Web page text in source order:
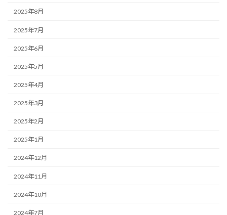
2025年8月
2025年7月
2025年6月
2025年5月
2025年4月
2025年3月
2025年2月
2025年1月
2024年12月
2024年11月
2024年10月
2024年7月